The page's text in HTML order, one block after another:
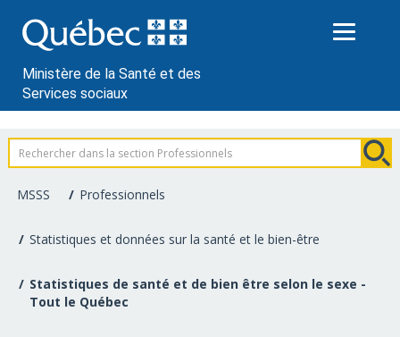
au
contenu
Ministère de la Santé et des
Services sociaux
Information
pour
les
professionnels
de
MSSS Professionnels
Statistiques et données sur la santé et le bien-être
Statistiques de santé et de bien être selon le sexe -
Tout le Québec